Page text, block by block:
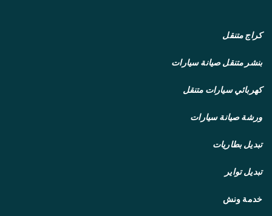
كراج متنقل
بنشر متنقلصيانة سيارات
كهربائي سيارات متنقل
ورشة صيانة سيارات
تبديل بطاريات
تبديل تواير
خدمة ونش